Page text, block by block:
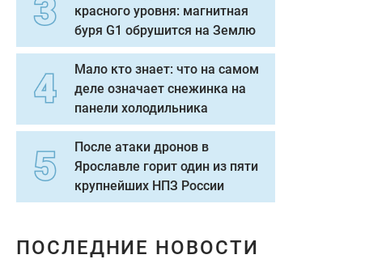
красного уровня: магнитная
буря G1 обрушится на Землю
Мало кто знает: что на самом
деле означает снежинка на
панели холодильника
После атаки дронов в
Ярославле горит один из пяти
крупнейших НПЗ России
ПОСЛЕДНИЕ НОВОСТИ